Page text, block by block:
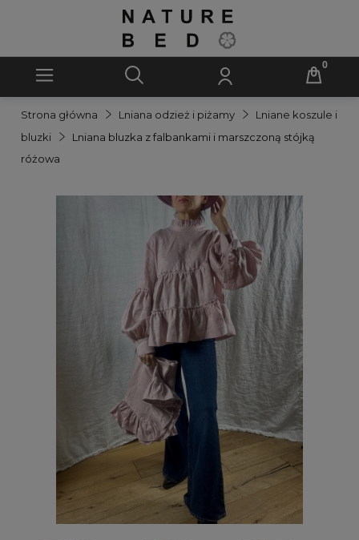
Strona główna Lniana odzież i piżamy
Lniane koszule i
bluzki
Lniana bluzka z falbankami i marszczoną stójką
różowa